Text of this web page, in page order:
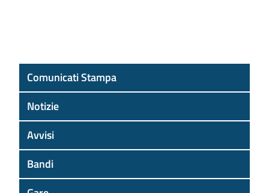
Comunicati Stampa
Notizie
Avvisi
Bandi